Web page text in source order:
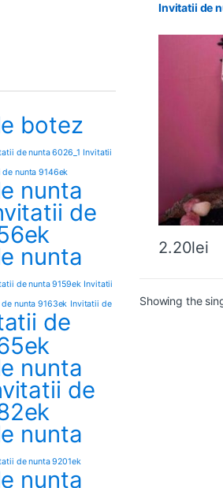
Invitatii de
2.20lei
Showing the
botez
de nunta 6026_1 Invitatii
de nunta 9146ek
nunta
de
nunta
de nunta 9159ek Invitatii
nunta 9163ek Invitatii de
de
nunta
de
nunta
de nunta 9201ek
nunta